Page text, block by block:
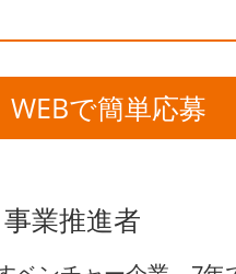
WEBで簡単応募
業推進者